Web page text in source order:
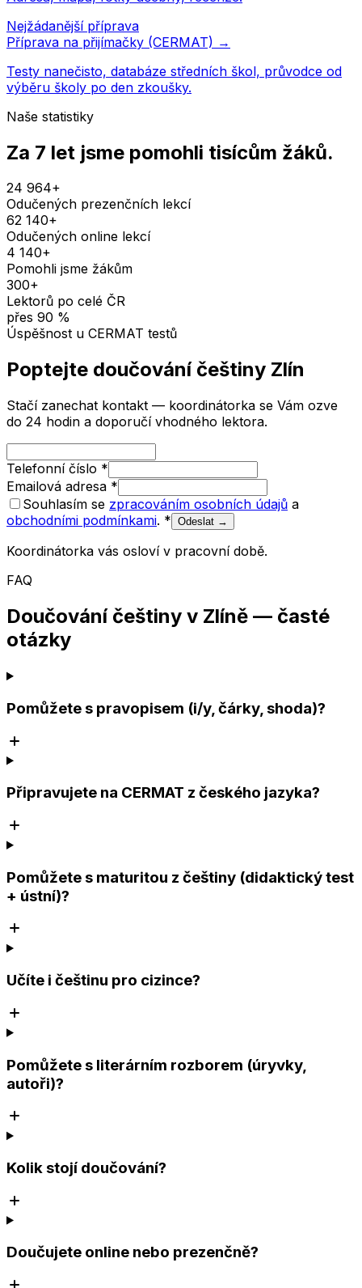
Nejžádanější příprava
Příprava na přijímačky (CERMAT) →
Testy nanečisto, databáze středních škol, průvodce od
výběru školy po den zkoušky.
Naše statistiky
Za 7 let jsme pomohli tisícům žáků.
24 964+
Odučených prezenčních lekcí
62 140+
Odučených online lekcí
4 140+
Pomohli jsme žákům
300+
Lektorů po celé ČR
přes 90 %
Úspěšnost u CERMAT testů
Poptejte doučování češtiny Zlín
Stačí zanechat kontakt — koordinátorka se Vám ozve
do 24 hodin a doporučí vhodného lektora.
Telefonní číslo *
Emailová adresa *
Souhlasím se zpracováním osobních údajů a
obchodními podmínkami. * Odeslat →
Koordinátorka vás osloví v pracovní době.
FAQ
Doučování češtiny v Zlíně — časté
otázky
Pomůžete s pravopisem (i/y, čárky, shoda)?
Připravujete na CERMAT z českého jazyka?
Pomůžete s maturitou z češtiny (didaktický test
+ ústní)?
Učíte i češtinu pro cizince?
Pomůžete s literárním rozborem (úryvky,
autoři)?
Kolik stojí doučování?
Doučujete online nebo prezenčně?